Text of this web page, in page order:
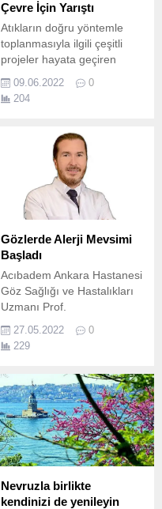
Çevre İçin Yarıştı
Atıkların doğru yöntemle
toplanmasıyla ilgili çeşitli
projeler hayata geçiren
Osmangazi Belediyesi, geri
dönüşüm konusunda
anlamlı bir etkinliğe imza
09.06.2022
0
204
Gözlerde Alerji Mevsimi
Başladı
Acıbadem Ankara Hastanesi
Göz Sağlığı ve Hastalıkları
Uzmanı Prof.
27.05.2022
0
229
Nevruzla birlikte
kendinizi de yenileyin